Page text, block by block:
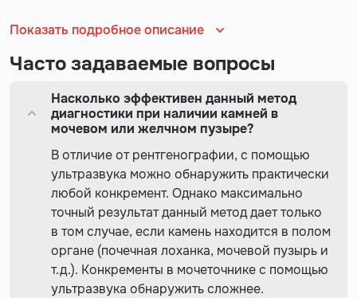
распространенным. Его достоверность зависит от
толщина и плотность подкожной клетчатки, сколько
времени прошло после последнего приема пищи,
наполненность мочевого пузыря и др.
Главный плюс этого метода – полное отсутствие
лучевой нагрузки. Обследование не несет опасности,
оно помогает врачам поставить верный диагноз. Еще
один плюс – его можно делать даже маленьким детям,
в том числе грудным.
Работа аппарата построена на принципе эхолокации.
На обследуемый орган направляется
высокочастотный сигнал, который не воспринимается
Показать подробное описание
Часто задаваемые вопросы
Насколько эффективен данный метод
диагностики при наличии камней в
мочевом или желчном пузыре?
В отличие от рентгенографии, с помощью
ультразвука можно обнаружить практически
любой конкремент. Однако максимально
точный результат данный метод дает только
в том случае, если камень находится в полом
органе (почечная лоханка, мочевой пузырь и
т.д.). Конкременты в мочеточнике с помощью
ультразвука обнаружить сложнее.